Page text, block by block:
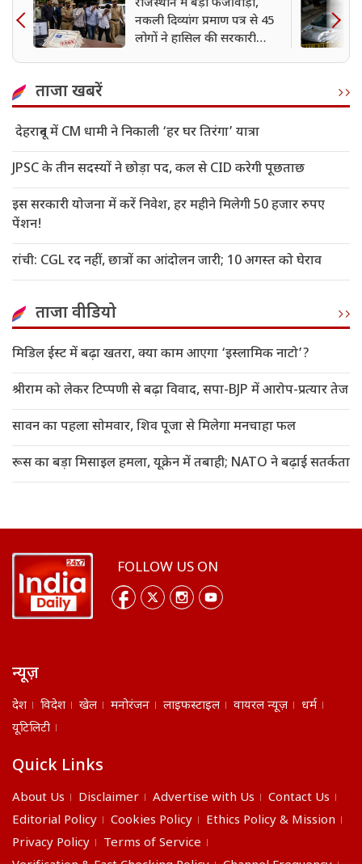
राजस्थान में बड़ा फर्जीवाड़ा,
नकली दिव्यांग प्रमाण पत्र से 45
लोगों ने हासिल की सरकारी
ताजा खबरें
देहरादून में CM धामी ने निकाली ‘हर घर तिरंगा’ यात्रा
JPSC के तीन सदस्यों ने छोड़ा पद, कल से CID करेगी पूछताछ
इस सरकारी योजना में करें निवेश, हर महीने मिलेगी 50 हजार रुपए
पेंशन!
रांची: CGL रद नहीं, छात्रों का आंदोलन जारी; 10 अगस्त को घेराव
ताजा वीडियो
मिडिल ईस्ट में बढ़ा खतरा, क्या काम आएगा ‘इस्लामिक नाटो’?
श्रीराम को लेकर टिप्पणी से बढ़ा विवाद, सपा-BJP में आरोप-प्रत्यार तेज
सावन का पहला सोमवार, शिव पूजा से मिलेगा मनचाहा फल
रूस का बड़ा मिसाइल हमला, यूक्रेन में तबाही; NATO ने बढ़ाई सतर्कता
FOLLOW US ON
न्यूज़
देश विदेश खेल मनोरंजन लाइफस्टाइल वायरल न्यूज़
धर्म
यूटिलिटी
Quick Links
About Us Disclaimer Advertise with Us
Contact Us
Editorial Policy
Cookies Policy
Ethics Policy & Mission
Privacy Policy
Terms of Service